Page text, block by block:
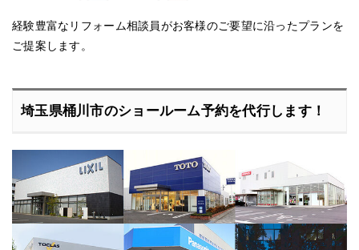
経験豊富なリフォーム相談員がお客様のご要望に沿ったプランを
ご提案します。
埼玉県桶川市のショールーム予約を代行します！